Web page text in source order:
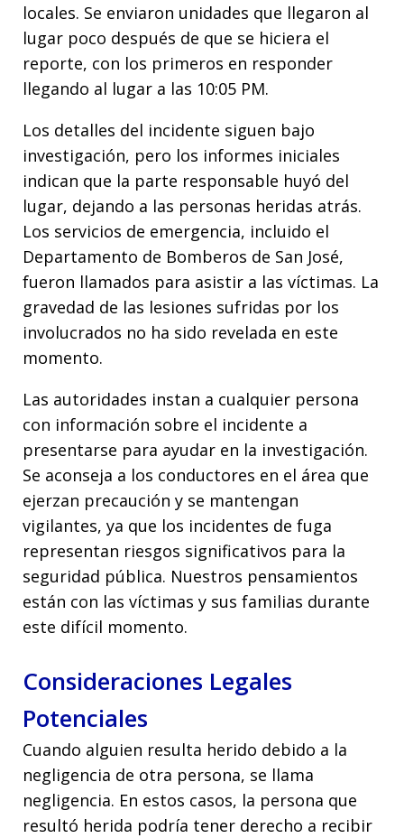
locales. Se enviaron unidades que llegaron al
lugar poco después de que se hiciera el
reporte, con los primeros en responder
llegando al lugar a las 10:05 PM.
Los detalles del incidente siguen bajo
investigación, pero los informes iniciales
indican que la parte responsable huyó del
lugar, dejando a las personas heridas atrás.
Los servicios de emergencia, incluido el
Departamento de Bomberos de San José,
fueron llamados para asistir a las víctimas. La
gravedad de las lesiones sufridas por los
involucrados no ha sido revelada en este
momento.
Las autoridades instan a cualquier persona
con información sobre el incidente a
presentarse para ayudar en la investigación.
Se aconseja a los conductores en el área que
ejerzan precaución y se mantengan
vigilantes, ya que los incidentes de fuga
representan riesgos significativos para la
seguridad pública. Nuestros pensamientos
están con las víctimas y sus familias durante
este difícil momento.
Consideraciones Legales
Potenciales
Cuando alguien resulta herido debido a la
negligencia de otra persona, se llama
negligencia. En estos casos, la persona que
resultó herida podría tener derecho a recibir